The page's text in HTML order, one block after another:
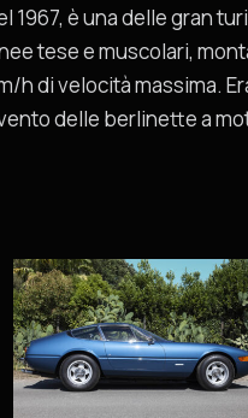
1967, è una delle gran
tese e muscolari,
h di velocità massima.
delle berlinette a